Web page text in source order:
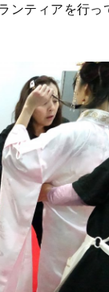
ティアを行っ